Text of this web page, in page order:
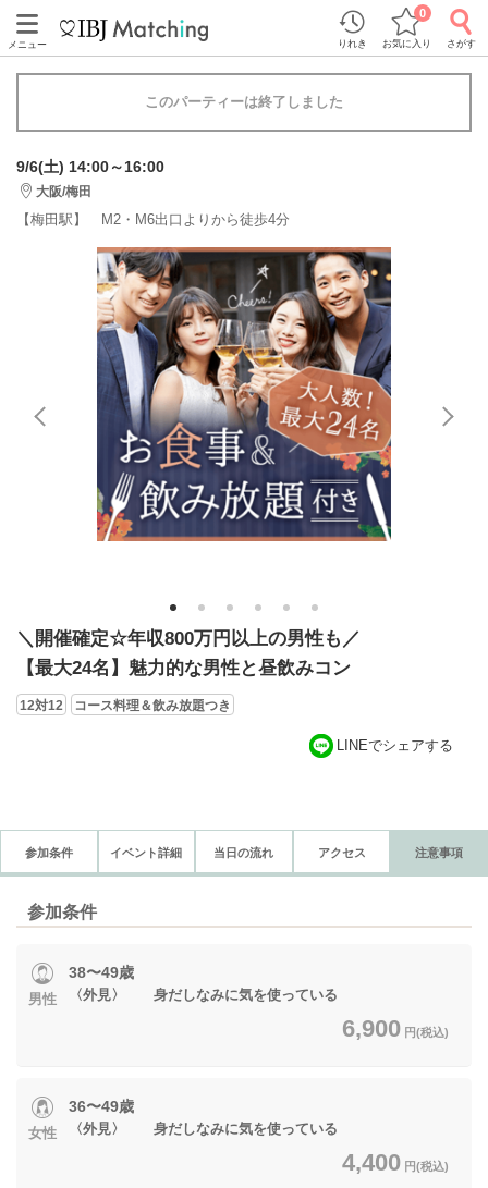
メニュー りれき お気に入り
0
さがす
このパーティーは終了しました
9/6(土) 14:00～16:00
大阪/梅田
【梅田駅】 M2・M6出口よりから徒歩4分
1 2 3 4 5 6
＼開催確定☆年収800万円以上の男性も／
【最大24名】魅力的な男性と昼飲みコン
12対12 コース料理＆飲み放題つき
LINEでシェアする
参加条件 イベント詳細 当日の流れ アクセス 注意事項
参加条件
男性
38〜49歳
〈外見〉 身だしなみに気を使っている
6,900 円(税込)
女性
36〜49歳
〈外見〉 身だしなみに気を使っている
4,400 円(税込)